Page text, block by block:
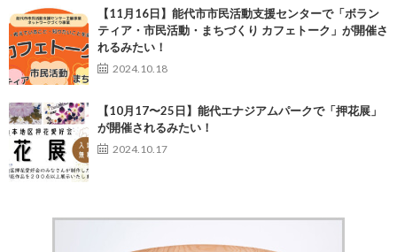
【11月16日】能代市市民活動支援センターで「ボラン
ティア・市民活動・まちづくり カフェトーク」が開催さ
れるみたい！
2024.10.18
【10月17〜25日】能代エナジアムパークで「押花展」
が開催されるみたい！
2024.10.17